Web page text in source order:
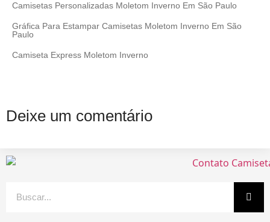
Camisetas Personalizadas Moletom Inverno Em São Paulo
Gráfica Para Estampar Camisetas Moletom Inverno Em São
Paulo
Camiseta Express Moletom Inverno
Deixe um comentário